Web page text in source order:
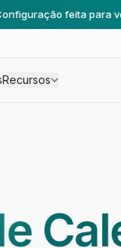
feita para
Recursos